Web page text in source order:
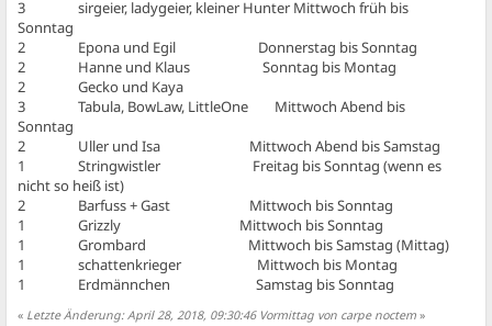
3 sirgeier, ladygeier, kleiner Hunter Mittwoch früh bis
Sonntag
2 Epona und Egil Donnerstag bis Sonntag
2 Hanne und Klaus Sonntag bis Montag
2 Gecko und Kaya
3 Tabula, BowLaw, LittleOne Mittwoch Abend bis
Sonntag
2 Uller und Isa Mittwoch Abend bis Samstag
1 Stringwistler Freitag bis Sonntag (wenn es
nicht so heiß ist)
2 Barfuss + Gast Mittwoch bis Sonntag
1 Grizzly Mittwoch bis Sonntag
1 Grombard Mittwoch bis Samstag (Mittag)
1 schattenkrieger Mittwoch bis Montag
1 Erdmännchen Samstag bis Sonntag
« Letzte Änderung: April 28, 2018, 09:30:46 Vormittag von carpe noctem »